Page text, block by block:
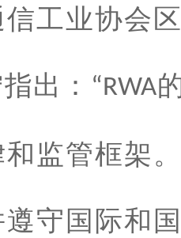
工业协会
出： “RWA
监管框架
守国际和